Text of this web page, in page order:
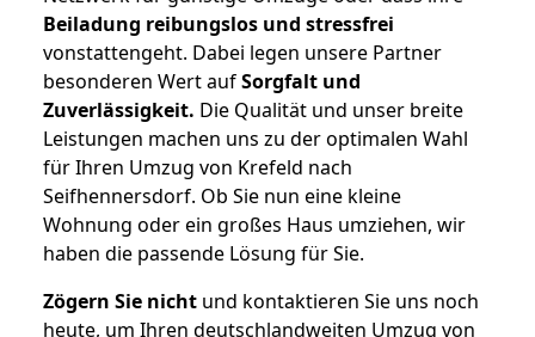
Beiladung reibungslos und stressfrei
vonstattengeht. Dabei legen unsere Partner
besonderen Wert aufSorgfalt und
Zuverlässigkeit. Die Qualität und unser breite
Leistungen machen uns zu der optimalen Wahl
für Ihren Umzug von Krefeld nach
Seifhennersdorf. Ob Sie nun eine kleine
Wohnung oder ein großes Haus umziehen, wir
haben die passende Lösung für Sie.
Zögern Sie nicht und kontaktieren Sie uns noch
heute, um Ihren deutschlandweiten Umzug von